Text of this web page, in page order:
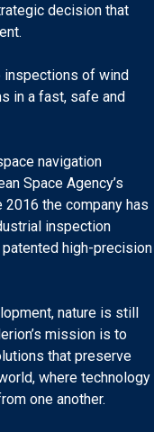
decision that
inspections of wind
in a fast, safe and
navigation
Space Agency’s
2016 the company has
inspection
high-precision
nature is still
mission is to
that preserve
where technology
one another.